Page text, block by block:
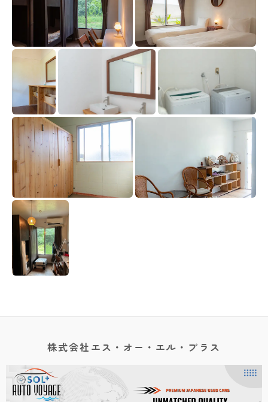
株式会社エス・オー・エル・プラス